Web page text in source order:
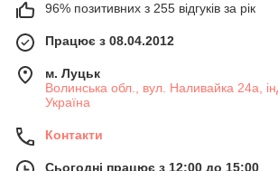
96% позитивних з 255 відгуків за рік
Працює з 08.04.2012
м. Луцьк
Волинська обл., вул. Наливайка 24а,
Україна
Контакти
Сьогодні працює з 12:00 до 15:00